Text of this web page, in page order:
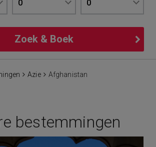
0 0
Zoek & Boek
Azie Afghanistan
bestemmingen